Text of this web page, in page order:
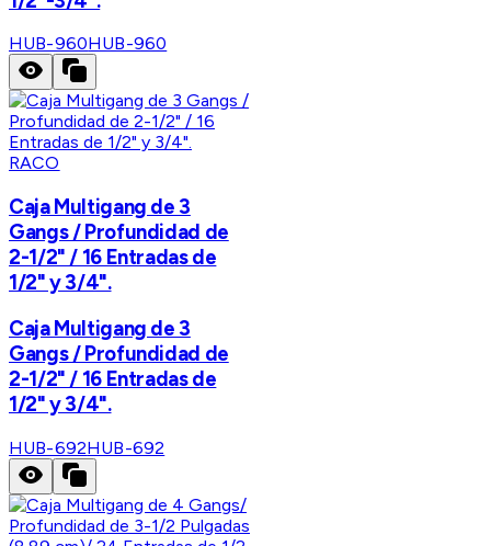
HUB-960HUB-960
RACO
Caja Multigang de 3
Gangs / Profundidad de
2-1/2" / 16 Entradas de
1/2" y 3/4".
Caja Multigang de 3
Gangs / Profundidad de
2-1/2" / 16 Entradas de
1/2" y 3/4".
HUB-692HUB-692